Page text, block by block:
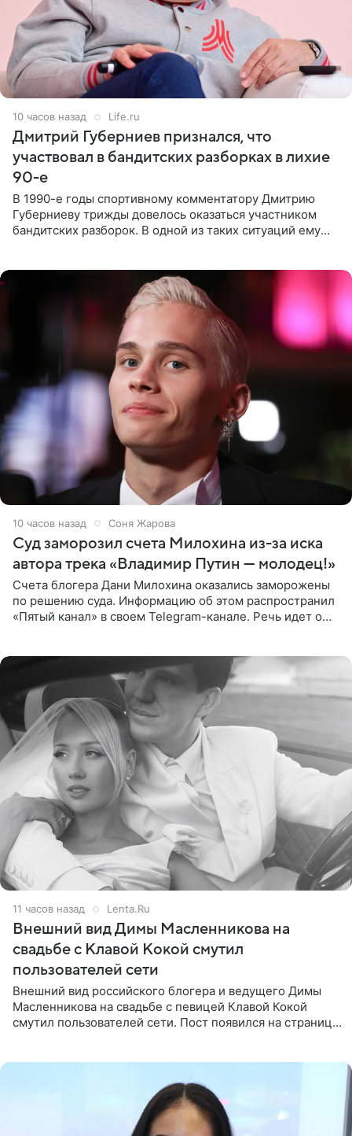
10 часов назад Life.ru
Дмитрий Губерниев признался, что
участвовал в бандитских разборках в лихие
90-е
В 1990-е годы спортивному комментатору Дмитрию
Губерниеву трижды довелось оказаться участником
бандитских разборок. В одной из таких ситуаций ему
10 часов назад Соня Жарова
Суд заморозил счета Милохина из-за иска
автора трека «Владимир Путин — молодец!»
Счета блогера Дани Милохина оказались заморожены
по решению суда. Информацию об этом распространил
«Пятый канал» в своем Telegram-канале. Речь идет о
11 часов назад Lenta.Ru
Внешний вид Димы Масленникова на
свадьбе с Клавой Кокой смутил
пользователей сети
Внешний вид российского блогера и ведущего Димы
Масленникова на свадьбе с певицей Клавой Кокой
смутил пользователей сети. Пост появился на странице